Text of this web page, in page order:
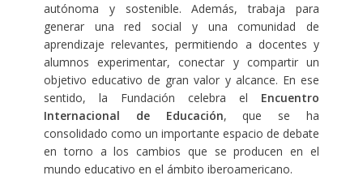
autónoma y sostenible. Además, trabaja para
generar una red social y una comunidad de
aprendizaje relevantes, permitiendo a docentes y
alumnos experimentar, conectar y compartir un
objetivo educativo de gran valor y alcance. En ese
sentido, la Fundación celebra el Encuentro
Internacional de Educación, que se ha
consolidado como un importante espacio de debate
en torno a los cambios que se producen en el
mundo educativo en el ámbito iberoamericano.